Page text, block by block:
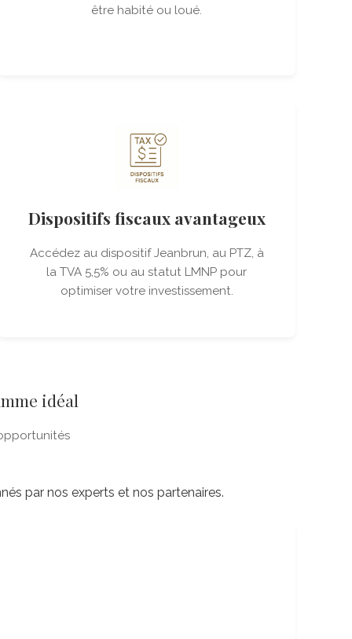
être habité ou loué.
Dispositifs fiscaux avantageux
Accédez au dispositif Jeanbrun, au PTZ, à
la TVA 5,5% ou au statut LMNP pour
optimiser votre investissement.
idéal
par nos experts et nos partenaires.